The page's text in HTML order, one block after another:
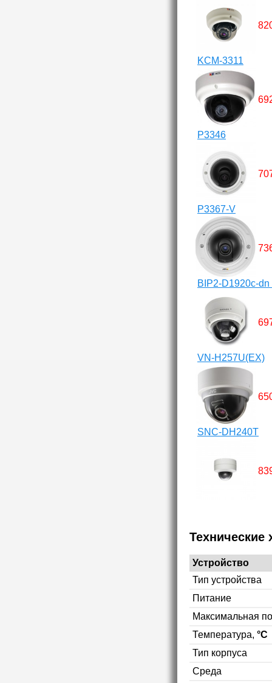
KCM-3311
P3346
P3367-V
BIP2-D1920c-dn
VN-H257U(EX)
SNC-DH240T
Технические
Устройство
Тип устройства
Питание
Максимальная
Температура, °C
Тип корпуса
Среда